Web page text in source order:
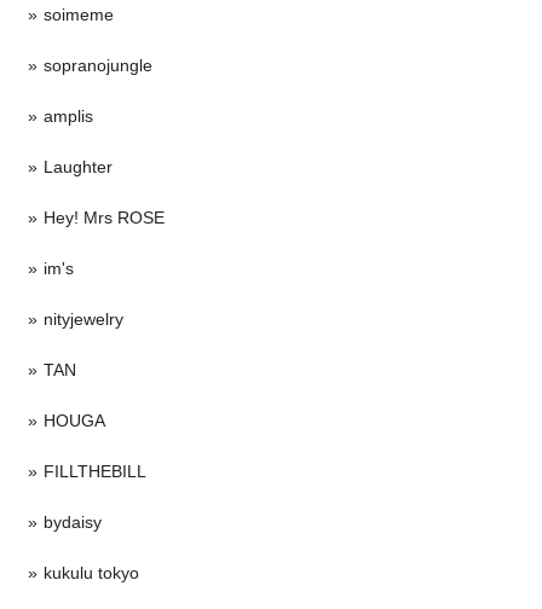
soimeme
sopranojungle
amplis
Laughter
Hey! Mrs ROSE
im's
nityjewelry
TAN
HOUGA
FILLTHEBILL
bydaisy
kukulu tokyo